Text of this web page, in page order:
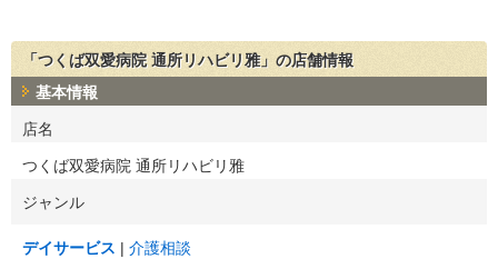
「つくば双愛病院 通所リハビリ雅」の店舗情報
基本情報
店名
つくば双愛病院 通所リハビリ雅
ジャンル
デイサービス 介護相談